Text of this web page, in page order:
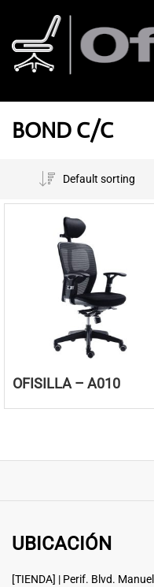
BOND C/C
Default sorting
OFISILLA – A010
UBICACIÓN
[TIENDA] | Perif. Blvd.